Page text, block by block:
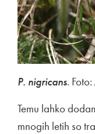
P. nigricans.
Temu lahko
mnogih letih so